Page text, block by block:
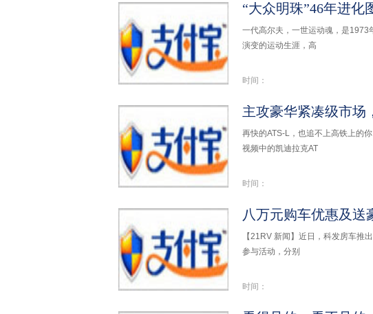
“大众明珠”46年进
一代高尔夫，一世运动魂，是1973
演变的运动生涯，高
时间：
再快的ATS-L，也追不上高铁上的
视频中的凯迪拉克AT
时间：
【21RV 新闻】近日，科发房车推
参与活动，分别
时间：